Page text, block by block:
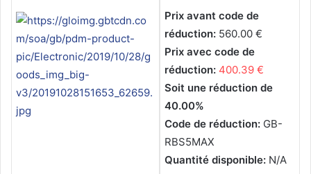
Prix avant code de
réduction: 560.00 €
Prix avec code de
réduction: 400.39 €
Soit une réduction de
40.00%
Code de réduction: GB-
RBS5MAX
Quantité disponible: N/A